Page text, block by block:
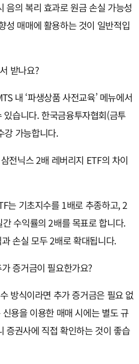
음의 복리 효과로 원금 손실 가능성
성 매매에 활용하는 것이 일반적입
받나요?
내 ‘파생상품 사전교육’ 메뉴에서
있습니다. 한국금융투자협회(금투
강 가능합니다.
전닉스 2배 레버리지 ETF의 차이
는 기초지수를 1배로 추종하고, 2
수익률의 2배를 목표로 합니다.
손실 모두 2배로 확대됩니다.
증거금이 필요한가요?
방식이라면 추가 증거금은 필요 없
용을 이용한 매매 시에는 별도 규
증권사에 직접 확인하는 것이 좋습